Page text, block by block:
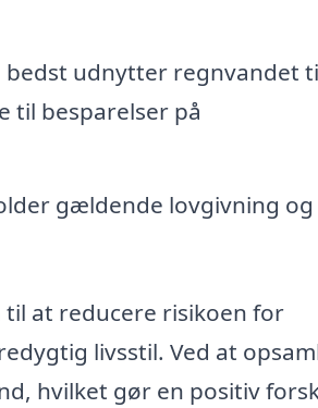
bedst udnytter regnvandet
til besparelser på
gældende lovgivning og
at reducere risikoen for
livsstil. Ved at
hvilket gør en positiv